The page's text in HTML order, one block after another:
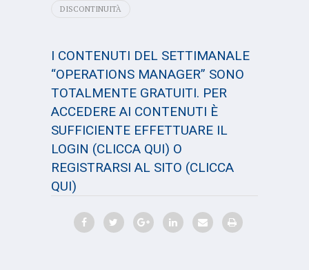
DISCONTINUITÀ
I CONTENUTI DEL SETTIMANALE
“OPERATIONS MANAGER” SONO
TOTALMENTE GRATUITI. PER
ACCEDERE AI CONTENUTI È
SUFFICIENTE EFFETTUARE IL
LOGIN (CLICCA QUI) O
REGISTRARSI AL SITO (CLICCA
QUI)